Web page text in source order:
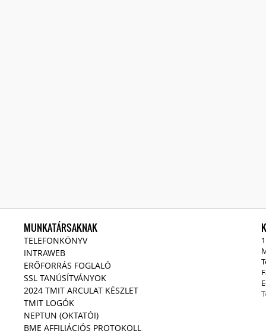
MUNKATÁRSAKNAK
TELEFONKÖNYV
INTRAWEB
ERŐFORRÁS FOGLALÓ
SSL TANÚSÍTVÁNYOK
2024 TMIT ARCULAT KÉSZLET
TMIT LOGÓK
NEPTUN (OKTATÓI)
BME AFFILIÁCIÓS PROTOKOLL